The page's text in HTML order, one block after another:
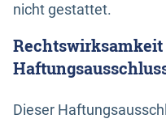
nicht gestattet.
Rechtswirksamkeit
Dieser